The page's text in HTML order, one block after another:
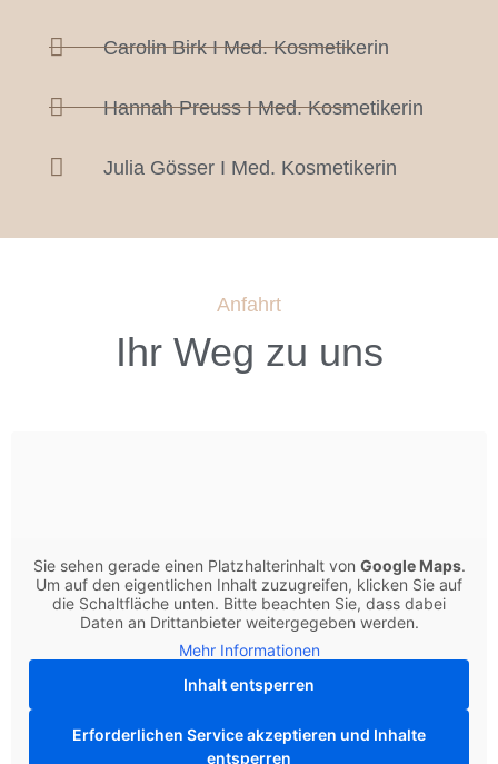
Carolin Birk I Med. Kosmetikerin
Hannah Preuss I Med. Kosmetikerin
Julia Gösser I Med. Kosmetikerin
Anfahrt
Ihr Weg zu uns
Sie sehen gerade einen Platzhalterinhalt von Google Maps.
Um auf den eigentlichen Inhalt zuzugreifen, klicken Sie auf
die Schaltfläche unten. Bitte beachten Sie, dass dabei
Daten an Drittanbieter weitergegeben werden.
Mehr Informationen
Inhalt entsperren
Erforderlichen Service akzeptieren und Inhalte
entsperren